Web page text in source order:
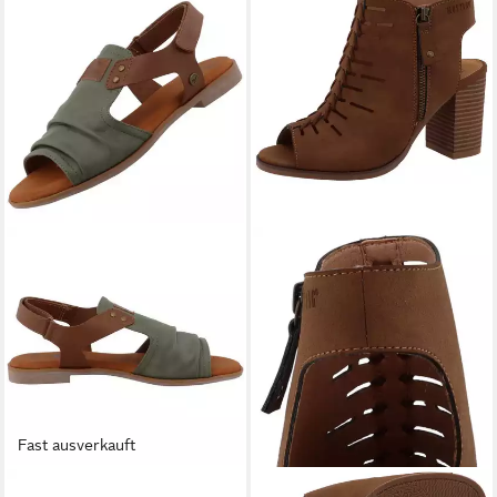
Fast ausverkauft
MUSTANG SHOES